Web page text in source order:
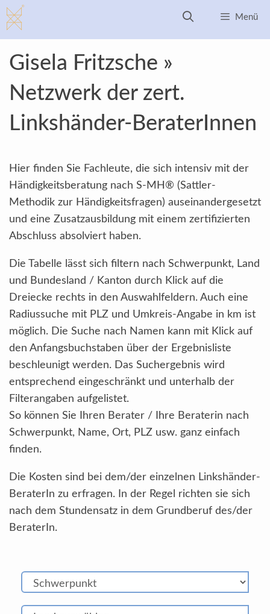
Zum
Inhalt
springen
Menü
Gisela Fritzsche »
Netzwerk der zert.
Linkshänder-BeraterInnen
Hier finden Sie Fachleute, die sich intensiv mit der
Händigkeitsberatung nach S-MH® (Sattler-
Methodik zur Händigkeitsfragen) auseinandergesetzt
und eine Zusatzausbildung mit einem zertifizierten
Abschluss absolviert haben.
Die Tabelle lässt sich filtern nach Schwerpunkt, Land
und Bundesland / Kanton durch Klick auf die
Dreiecke rechts in den Auswahlfeldern. Auch eine
Radiussuche mit PLZ und Umkreis-Angabe in km ist
möglich. Die Suche nach Namen kann mit Klick auf
den Anfangsbuchstaben über der Ergebnisliste
beschleunigt werden. Das Suchergebnis wird
entsprechend eingeschränkt und unterhalb der
Filterangaben aufgelistet.
So können Sie Ihren Berater / Ihre Beraterin nach
Schwerpunkt, Name, Ort, PLZ usw. ganz einfach
finden.
Die Kosten sind bei dem/der einzelnen Linkshänder-
BeraterIn zu erfragen. In der Regel richten sie sich
nach dem Stundensatz in dem Grundberuf des/der
BeraterIn.